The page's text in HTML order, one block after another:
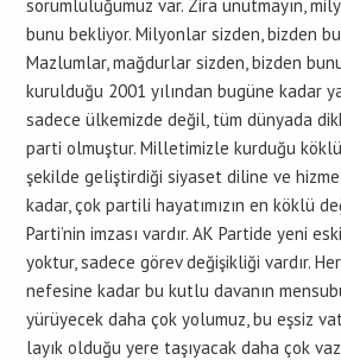
sorumluluğumuz var. Zira unutmayın,
bunu bekliyor. Milyonlar sizden, bizden
Mazlumlar, mağdurlar sizden, bizden
kurulduğu 2001 yılından bugüne kadar
sadece ülkemizde değil, tüm dünyada
parti olmuştur. Milletimizle kurduğu
şekilde geliştirdiği siyaset diline ve
kadar, çok partili hayatımızın en köklü
Parti’nin imzası vardır. AK Partide yeni
yoktur, sadece görev değişikliği vardır.
nefesine kadar bu kutlu davanın
yürüyecek daha çok yolumuz, bu eşsiz
layık olduğu yere taşıyacak daha çok